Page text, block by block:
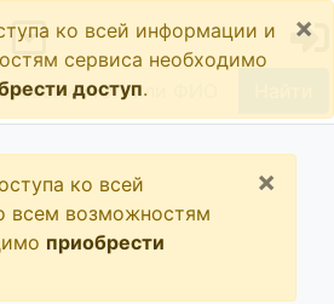
ко всей информации и
сервиса необходимо
доступ.
×
ко всей
всем возможностям
приобрести
×